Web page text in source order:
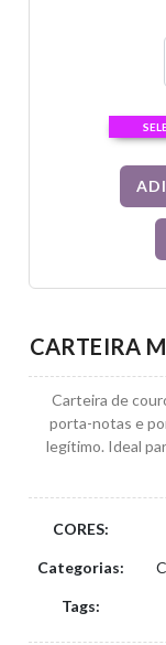
CARTEIRA
Carteira de
porta-notas e
legítimo. Ideal
CORES:
Categorias:
Tags: